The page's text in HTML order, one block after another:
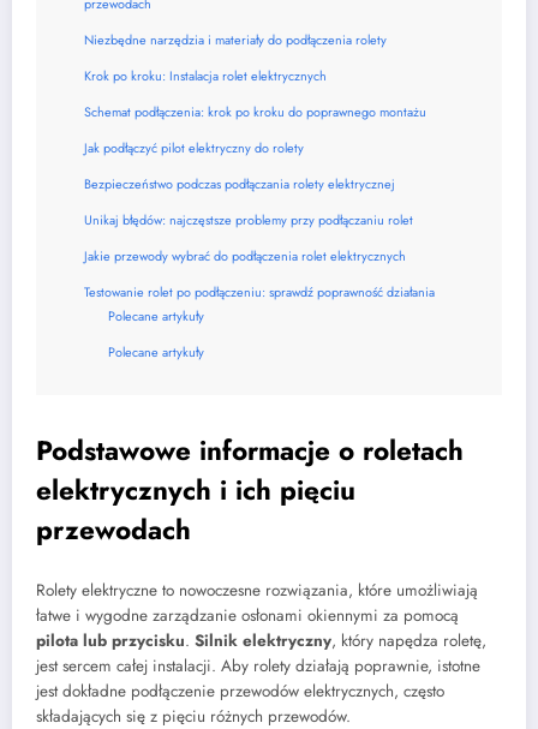
Niezbędne narzędzia i materiały do podłączenia rolety
Krok po kroku: Instalacja rolet elektrycznych
Schemat podłączenia: krok po kroku do poprawnego montażu
Jak podłączyć pilot elektryczny do rolety
Bezpieczeństwo podczas podłączania rolety elektrycznej
Unikaj błędów: najczęstsze problemy przy podłączaniu rolet
Jakie przewody wybrać do podłączenia rolet elektrycznych
Testowanie rolet po podłączeniu: sprawdź poprawność działania
Polecane artykuły
Polecane artykuły
Podstawowe informacje o roletach
elektrycznych i ich pięciu
przewodach
Rolety elektryczne to nowoczesne rozwiązania, które umożliwiają
łatwe i wygodne zarządzanie osłonami okiennymi za pomocą
pilota lub przycisku. Silnik elektryczny, który napędza roletę,
jest sercem całej instalacji. Aby rolety działają poprawnie, istotne
jest dokładne podłączenie przewodów elektrycznych, często
składających się z pięciu różnych przewodów.